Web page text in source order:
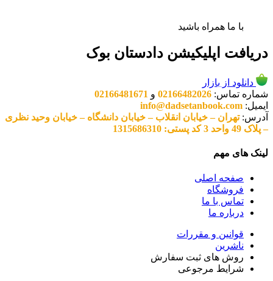
با ما همراه باشید
دریافت اپلیکیشن دادستان بوک
دانلود از بازار
شماره تماس: 02166482026 و 02166481671
ایمیل: info@dadsetanbook.com
آدرس:تهران – خیابان انقلاب – خیابان دانشگاه – خیابان وحید نظری
– پلاک 49 واحد 3 کد پستی: 1315686310
لینک های مهم
صفحه اصلی
فروشگاه
تماس با ما
درباره ما
قوانین و مقررات
ناشرین
روش های ثبت سفارش
شرایط مرجوعی